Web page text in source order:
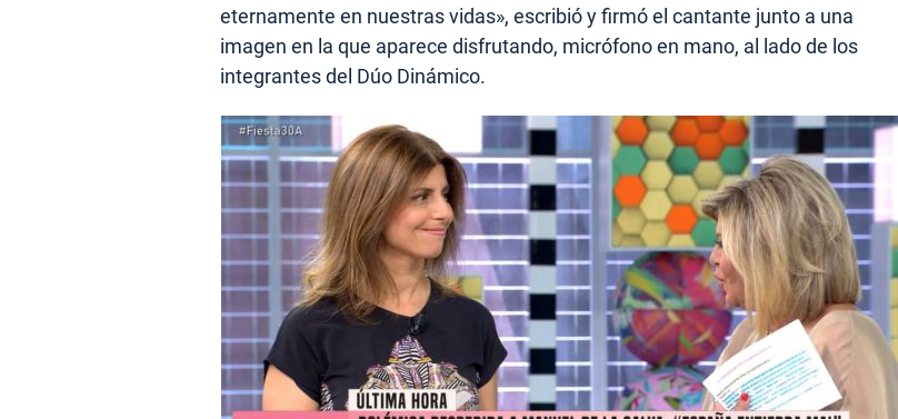
eternamente en nuestras vidas», escribió y firmó el cantante junto a una
imagen en la que aparece disfrutando, micrófono en mano, al lado de los
integrantes del Dúo Dinámico.